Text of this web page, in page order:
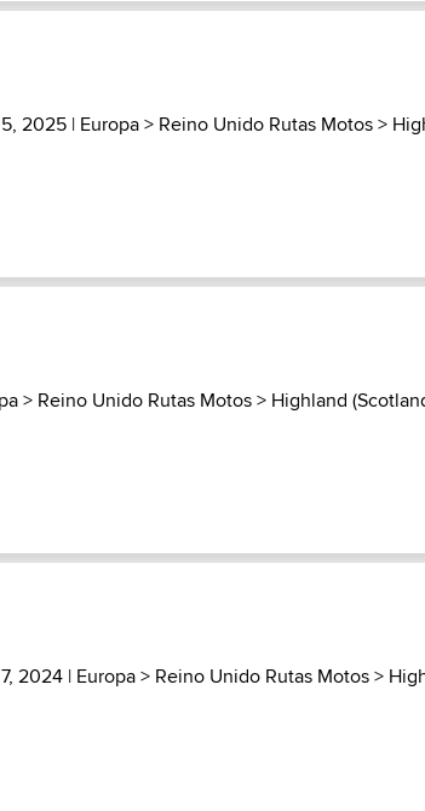
2025 | Europa> Reino Unido Rutas Motos>
> Reino Unido Rutas Motos> Highland
2024 | Europa> Reino Unido Rutas Motos>